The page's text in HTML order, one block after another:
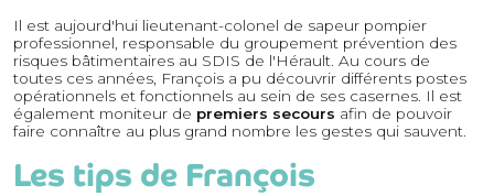
Il est aujourd'hui lieutenant-colonel de sapeur pompier
professionnel, responsable du groupement prévention des
risques bâtimentaires au SDIS de l'Hérault. Au cours de
toutes ces années, François a pu découvrir différents postes
opérationnels et fonctionnels au sein de ses casernes. Il est
également moniteur de premiers secours afin de pouvoir
faire connaître au plus grand nombre les gestes qui sauvent.
Les tips de François